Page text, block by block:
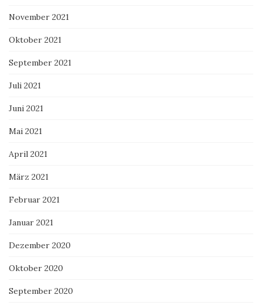
November 2021
Oktober 2021
September 2021
Juli 2021
Juni 2021
Mai 2021
April 2021
März 2021
Februar 2021
Januar 2021
Dezember 2020
Oktober 2020
September 2020